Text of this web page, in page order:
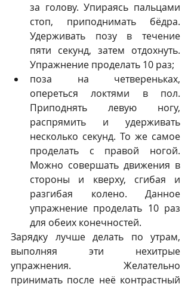
за голову. Упираясь пальцами
стоп, приподнимать бёдра.
Удерживать позу в течение
пяти секунд, затем отдохнуть.
Упражнение проделать 10 раз;
поза на четвереньках,
опереться локтями в пол.
Приподнять левую ногу,
распрямить и удерживать
несколько секунд. То же самое
проделать с правой ногой.
Можно совершать движения в
стороны и кверху, сгибая и
разгибая колено. Данное
упражнение проделать 10 раз
для обеих конечностей.
Зарядку лучше делать по утрам,
выполняя эти нехитрые
упражнения. Желательно
принимать после неё контрастный